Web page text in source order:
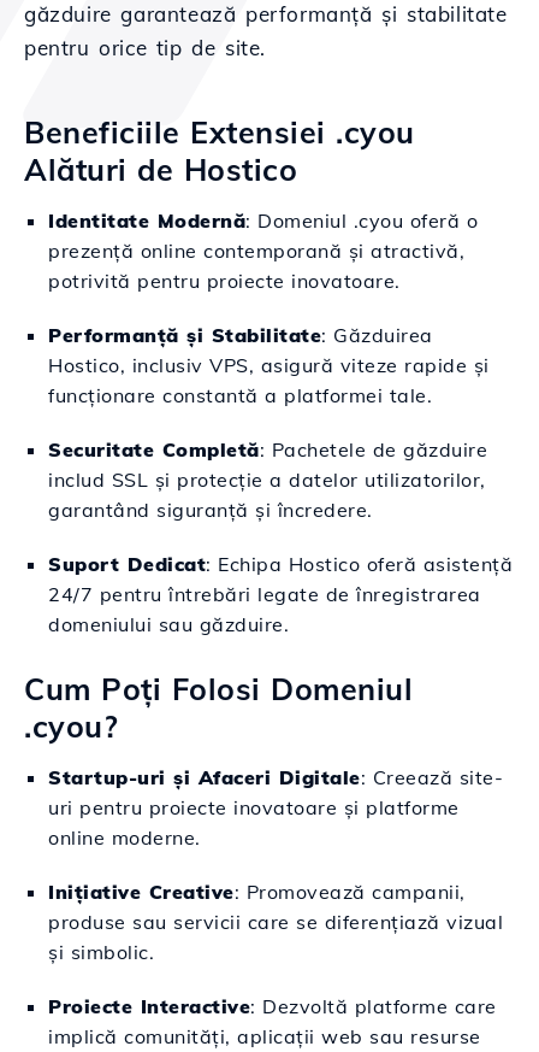
găzduire garantează performanță și stabilitate
pentru orice tip de site.
Beneficiile Extensiei .cyou
Alături de Hostico
Identitate Modernă: Domeniul .cyou oferă o
prezență online contemporană și atractivă,
potrivită pentru proiecte inovatoare.
Performanță și Stabilitate: Găzduirea
Hostico, inclusiv VPS, asigură viteze rapide și
funcționare constantă a platformei tale.
Securitate Completă: Pachetele de găzduire
includ SSL și protecție a datelor utilizatorilor,
garantând siguranță și încredere.
Suport Dedicat: Echipa Hostico oferă asistență
24/7 pentru întrebări legate de înregistrarea
domeniului sau găzduire.
Cum Poți Folosi Domeniul
.cyou?
Startup-uri și Afaceri Digitale: Creează site-
uri pentru proiecte inovatoare și platforme
online moderne.
Inițiative Creative: Promovează campanii,
produse sau servicii care se diferențiază vizual
și simbolic.
Proiecte Interactive: Dezvoltă platforme care
implică comunități, aplicații web sau resurse